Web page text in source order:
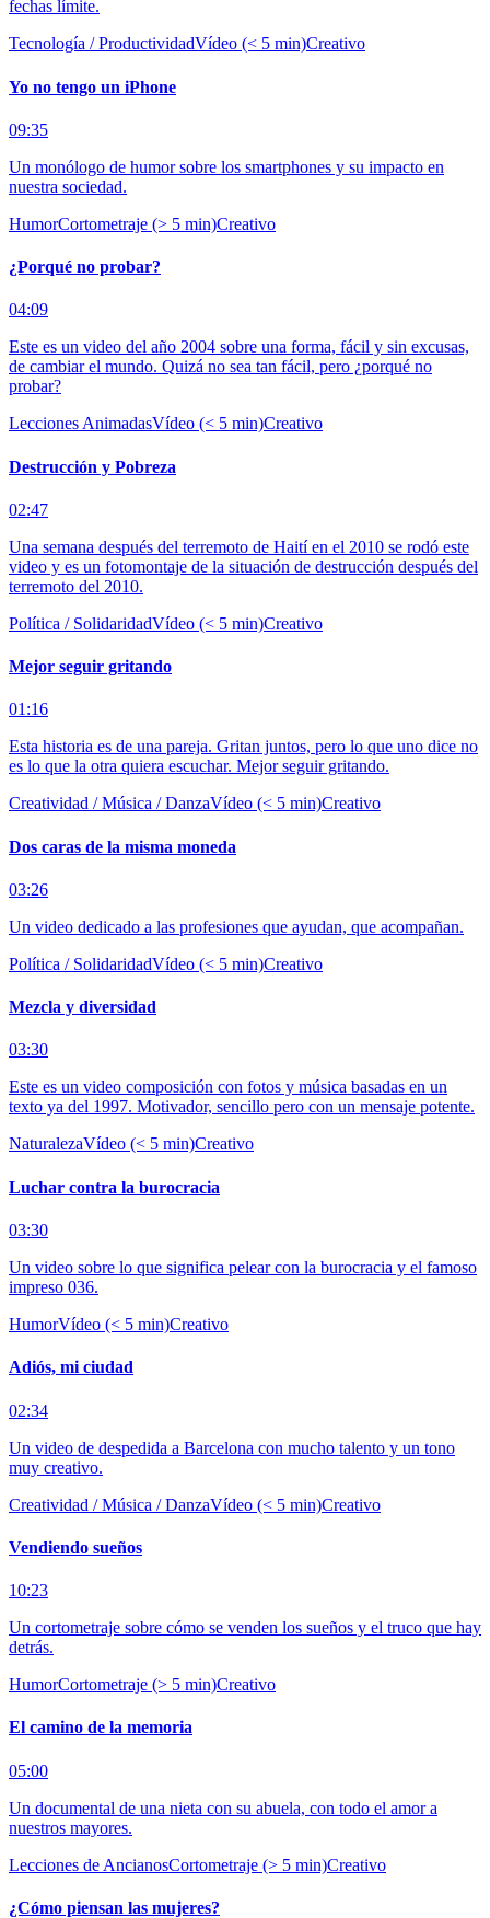
fechas límite.
Tecnología / ProductividadVídeo (< 5 min)Creativo
Yo no tengo un iPhone
09:35
Un monólogo de humor sobre los smartphones y su impacto en
nuestra sociedad.
HumorCortometraje (> 5 min)Creativo
¿Porqué no probar?
04:09
Este es un video del año 2004 sobre una forma, fácil y sin excusas,
de cambiar el mundo. Quizá no sea tan fácil, pero ¿porqué no
probar?
Lecciones AnimadasVídeo (< 5 min)Creativo
Destrucción y Pobreza
02:47
Una semana después del terremoto de Haití en el 2010 se rodó este
video y es un fotomontaje de la situación de destrucción después del
terremoto del 2010.
Política / SolidaridadVídeo (< 5 min)Creativo
Mejor seguir gritando
01:16
Esta historia es de una pareja. Gritan juntos, pero lo que uno dice no
es lo que la otra quiera escuchar. Mejor seguir gritando.
Creatividad / Música / DanzaVídeo (< 5 min)Creativo
Dos caras de la misma moneda
03:26
Un video dedicado a las profesiones que ayudan, que acompañan.
Política / SolidaridadVídeo (< 5 min)Creativo
Mezcla y diversidad
03:30
Este es un video composición con fotos y música basadas en un
texto ya del 1997. Motivador, sencillo pero con un mensaje potente.
NaturalezaVídeo (< 5 min)Creativo
Luchar contra la burocracia
03:30
Un video sobre lo que significa pelear con la burocracia y el famoso
impreso 036.
HumorVídeo (< 5 min)Creativo
Adiós, mi ciudad
02:34
Un video de despedida a Barcelona con mucho talento y un tono
muy creativo.
Creatividad / Música / DanzaVídeo (< 5 min)Creativo
Vendiendo sueños
10:23
Un cortometraje sobre cómo se venden los sueños y el truco que hay
detrás.
HumorCortometraje (> 5 min)Creativo
El camino de la memoria
05:00
Un documental de una nieta con su abuela, con todo el amor a
nuestros mayores.
Lecciones de AncianosCortometraje (> 5 min)Creativo
¿Cómo piensan las mujeres?